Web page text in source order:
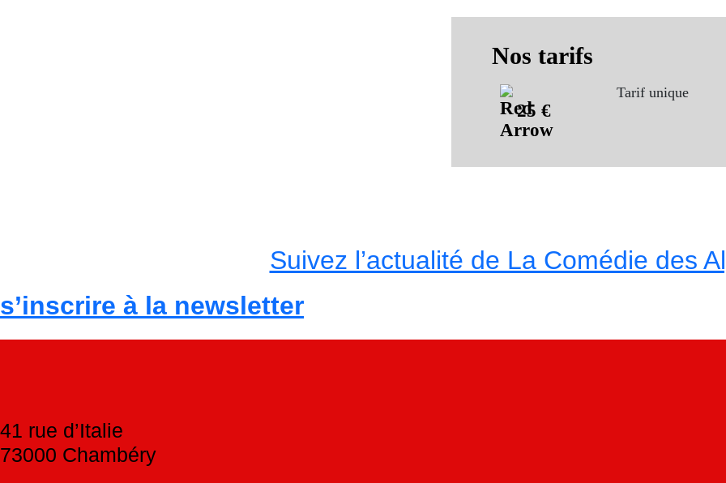
Nos tarifs
25 €
Tarif unique
Suivez l’actualité de La Comédie des
s’inscrire à la newsletter
41 rue d’Italie
73000 Chambéry